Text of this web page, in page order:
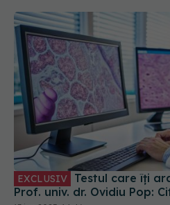
EXCLUSIV
Prof. univ. dr. Ovidiu Pop:
13 iun 2025, 14:46